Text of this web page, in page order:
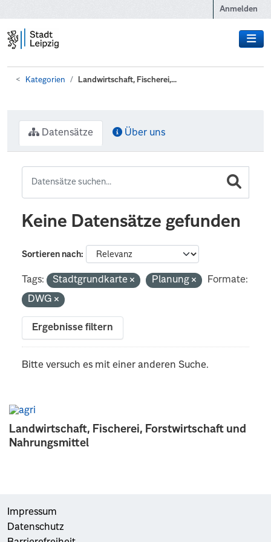
Anmelden
Kategorien Landwirtschaft, Fischerei,...
Landwirtschaft, Fischerei, Forstwirtschaft und
Nahrungsmittel
Datensätze Über uns
Keine Datensätze gefunden
Sortieren nach
Tags: Stadtgrundkarte Planung
Formate:
DWG
Ergebnisse filtern
Bitte versuch es mit einer anderen Suche.
Impressum
Datenschutz